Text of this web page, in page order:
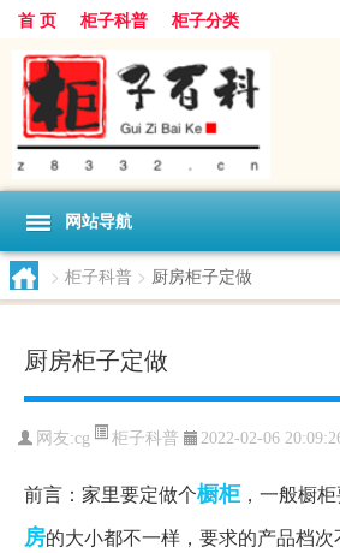
首 页 柜子科普 柜子分类
网站导航
> 柜子科普 > 厨房柜子定做
厨房柜子定做
网友:cg 柜子科普 2022-02-06
前言：家里要定做个橱柜，一般橱
房的大小都不一样，要求的产品档次